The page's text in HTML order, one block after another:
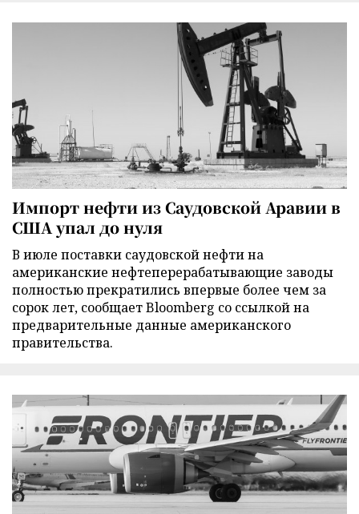
Импорт нефти из Саудовской Аравии в
США упал до нуля
В июле поставки саудовской нефти на
американские нефтеперерабатывающие заводы
полностью прекратились впервые более чем за
сорок лет, сообщает Bloomberg со ссылкой на
предварительные данные американского
правительства.